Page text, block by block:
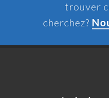
trouver
cherchez?